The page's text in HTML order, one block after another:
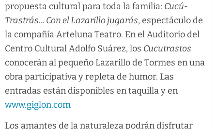
propuesta cultural para toda la familia: Cucú-
Trastrás… Con el Lazarillo jugarás, espectáculo de
la compañía Arteluna Teatro. En el Auditorio del
Centro Cultural Adolfo Suárez, los Cucutrastos
conocerán al pequeño Lazarillo de Tormes en una
obra participativa y repleta de humor. Las
entradas están disponibles en taquilla y en
www.giglon.com
Los amantes de la naturaleza podrán disfrutar